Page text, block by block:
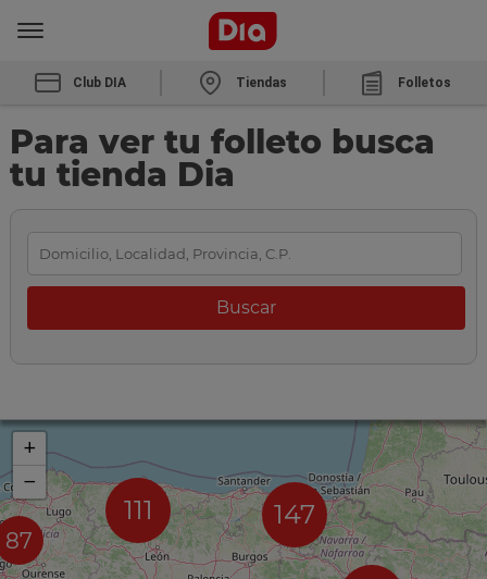
Club DIA Tiendas Folletos
Para ver tu folleto busca
tu tienda Dia
87
111 147
+
−